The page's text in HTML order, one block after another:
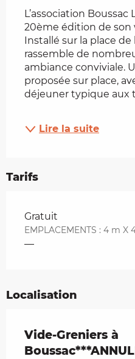
L’association Boussac
20ème édition de son
Installé sur la place de
rassemble de
ambiance conviviale.
proposée sur place,
déjeuner typique aux
Lire la suite
Tarifs
Tarifs 2026
Gratuit
EMPLACEMENTS : 4 m X
—
Localisation
Vide-Greniers à